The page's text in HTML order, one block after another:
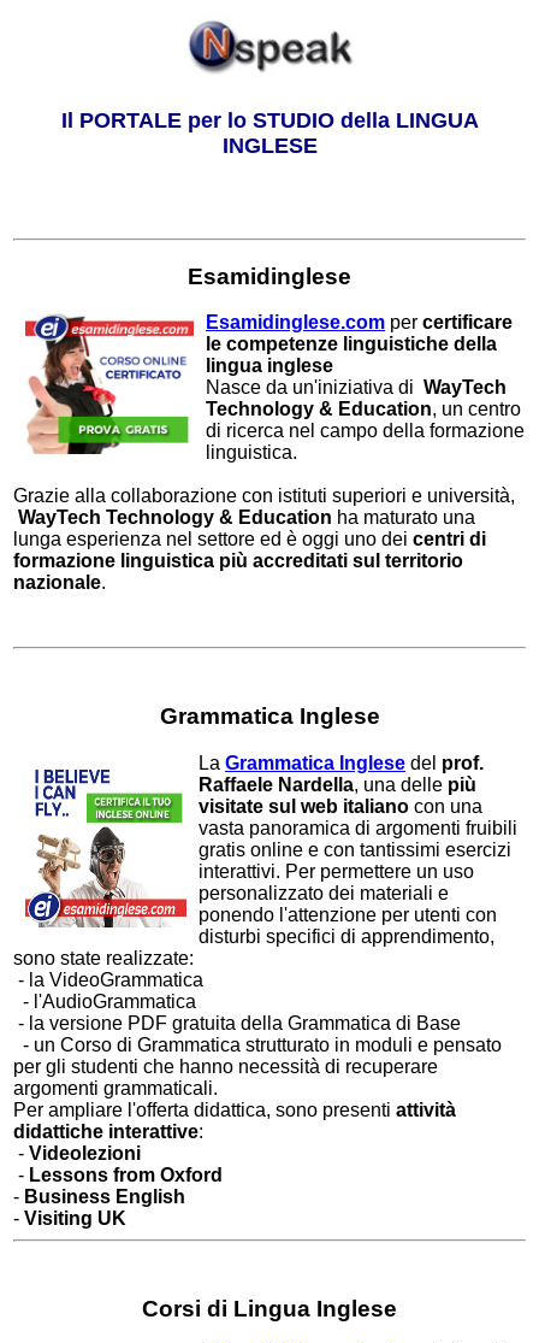
Il PORTALE per lo STUDIO della LINGUA
INGLESE
Esamidinglese
Esamidinglese.com per certificare
le competenze linguistiche della
lingua inglese
Nasce da un'iniziativa di WayTech
Technology & Education, un centro
di ricerca nel campo della formazione
linguistica.
Grazie alla collaborazione con istituti superiori e università,
WayTech Technology & Education ha maturato una
lunga esperienza nel settore ed è oggi uno dei centri di
formazione linguistica più accreditati sul territorio
nazionale.
Grammatica Inglese
La Grammatica Inglese del prof.
Raffaele Nardella, una delle più
visitate sul web italiano con una
vasta panoramica di argomenti fruibili
gratis online e con tantissimi esercizi
interattivi. Per permettere un uso
personalizzato dei materiali e
ponendo l'attenzione per utenti con
disturbi specifici di apprendimento,
sono state realizzate:
- la VideoGrammatica
- l'AudioGrammatica
- la versione PDF gratuita della Grammatica di Base
- un Corso di Grammatica strutturato in moduli e pensato
per gli studenti che hanno necessità di recuperare
argomenti grammaticali.
Per ampliare l'offerta didattica, sono presenti attività
didattiche interattive:
- Videolezioni
- Lessons from Oxford
- Business English
- Visiting UK
Corsi di Lingua Inglese